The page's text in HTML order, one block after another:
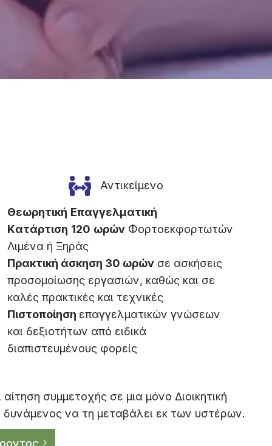
Αντικείμενο
Θεωρητική Eπαγγελματική
Kατάρτιση 120 ωρών Φορτοεκφορτωτών
Λιμένα ή Ξηράς
Πρακτική άσκηση 30 ωρών σε ασκήσεις
προσομοίωσης εργασιών, καθώς και σε
καλές πρακτικές και τεχνικές
Πιστοποίηση επαγγελματικών γνώσεων
και δεξιοτήτων από ειδικά
διαπιστευμένους φορείς
συμμετοχής σε μια μόνο Διοικητική
να τη μεταβάλει εκ των υστέρων.